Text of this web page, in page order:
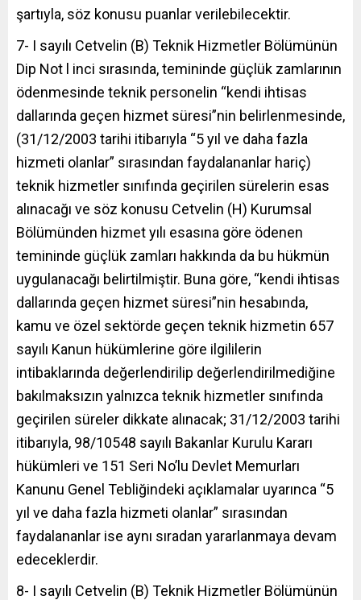
şartıyla, söz konusu puanlar verilebilecektir.
7- I sayılı Cetvelin (B) Teknik Hizmetler Bölümünün
Dip Not l inci sırasında, temininde güçlük zamlarının
ödenmesinde teknik personelin “kendi ihtisas
dallarında geçen hizmet süresi”nin belirlenmesinde,
(31/12/2003 tarihi itibarıyla “5 yıl ve daha fazla
hizmeti olanlar” sırasından faydalananlar hariç)
teknik hizmetler sınıfında geçirilen sürelerin esas
alınacağı ve söz konusu Cetvelin (H) Kurumsal
Bölümünden hizmet yılı esasına göre ödenen
temininde güçlük zamları hakkında da bu hükmün
uygulanacağı belirtilmiştir. Buna göre, “kendi ihtisas
dallarında geçen hizmet süresi”nin hesabında,
kamu ve özel sektörde geçen teknik hizmetin 657
sayılı Kanun hükümlerine göre ilgililerin
intibaklarında değerlendirilip değerlendirilmediğine
bakılmaksızın yalnızca teknik hizmetler sınıfında
geçirilen süreler dikkate alınacak; 31/12/2003 tarihi
itibarıyla, 98/10548 sayılı Bakanlar Kurulu Kararı
hükümleri ve 151 Seri No’lu Devlet Memurları
Kanunu Genel Tebliğindeki açıklamalar uyarınca “5
yıl ve daha fazla hizmeti olanlar” sırasından
faydalananlar ise aynı sıradan yararlanmaya devam
edeceklerdir.
8- I sayılı Cetvelin (B) Teknik Hizmetler Bölümünün